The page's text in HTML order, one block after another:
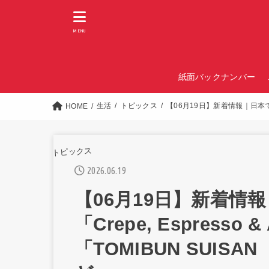
紙面バックナンバー
MENU
HOME 生活 トピックス 【06月19日】新着情報｜日
トピックス
2026.06.19
【06月19日】新着情
「Crepe, Espresso
「TOMIBUN